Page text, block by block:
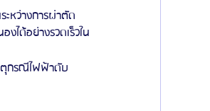
ะหว่างการผ่าตัด
ได้อย่างรวดเร็วใน
ตุกรณีไฟฟ้าดับ